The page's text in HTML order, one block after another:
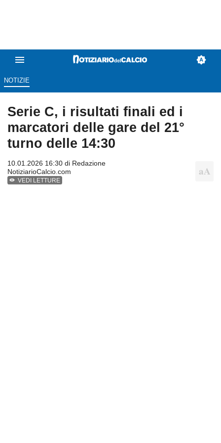
NOTIZIE
Serie C, i risultati finali ed i
marcatori delle gare del 21°
turno delle 14:30
10.01.2026 16:30 di Redazione
NotiziarioCalcio.com
VEDI LETTURE